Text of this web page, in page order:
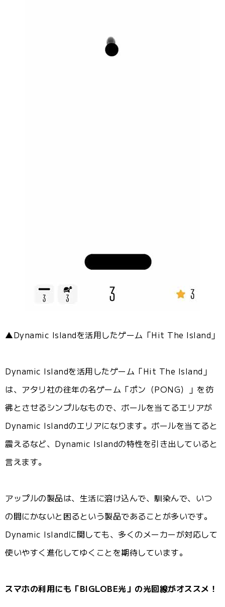
▲Dynamic Islandを活用したゲーム「Hit The Island」
Dynamic Islandを活用したゲーム「Hit The Island」
は、アタリ社の往年の名ゲーム「ポン（PONG）」を彷
彿とさせるシンプルなもので、ボールを当てるエリアが
Dynamic Island​​のエリアになります。ボールを当てると
震えるなど、Dynamic Islandの特性を引き出していると
言えます。
アップルの製品は、生活に溶け込んで、馴染んで、いつ
の間にかないと困るという製品であることが多いです。
Dynamic Islandに関しても、多くのメーカーが対応して
使いやすく進化してゆくことを期待しています。
スマホの利用にも「BIGLOBE光」の光回線がオススメ！